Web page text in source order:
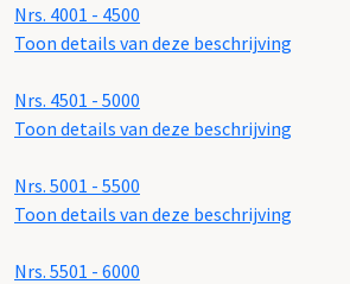
Nrs. 4001 - 4500
Toon details van deze beschrijving
Nrs. 4501 - 5000
Toon details van deze beschrijving
Nrs. 5001 - 5500
Toon details van deze beschrijving
Nrs. 5501 - 6000